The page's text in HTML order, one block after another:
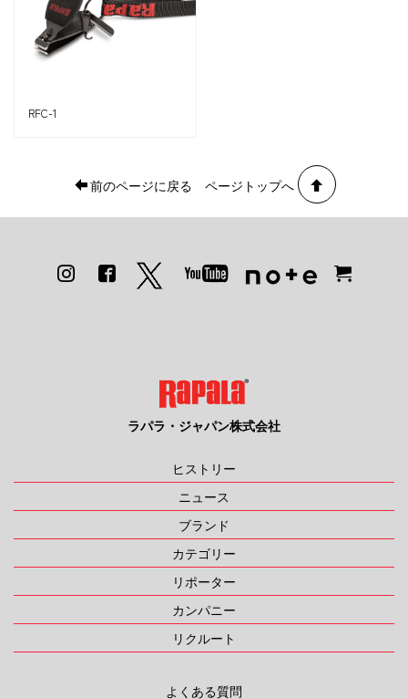
RFC-1
前のページに戻る ページトップへ
ラパラ・ジャパン株式会社
ヒストリー
ニュース
ブランド
カテゴリー
リポーター
カンパニー
リクルート
よくある質問